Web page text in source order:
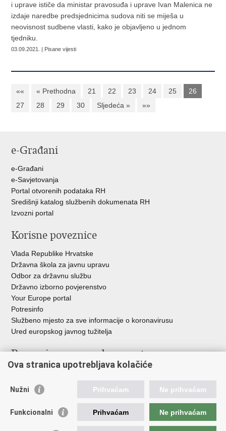
i uprave ističe da ministar pravosuđa i uprave Ivan Malenica ne
izdaje naredbe predsjednicima sudova niti se miješa u
neovisnost sudbene vlasti, kako je objavljeno u jednom
tjedniku.
03.09.2021. | Pisane vijesti
«« « Prethodna 21 22 23 24 25
26
27
28 29 30 Sljedeća » »»
e-Građani
e-Građani
e-Savjetovanja
Portal otvorenih podataka RH
Središnji katalog službenih dokumenata RH
Izvozni portal
Korisne poveznice
Vlada Republike Hrvatske
Državna škola za javnu upravu
Odbor za državnu službu
Državno izborno povjerenstvo
Your Europe portal
Potresinfo
Službeno mjesto za sve informacije o koronavirusu
Ured europskog javnog tužitelja
Poveznice pravosudnog sustava
Državno odvjetništvo
Ured za suzbijanje korupcije i organiziranog kriminaliteta
Državnoodvjetničko vijeće
Ova stranica upotrebljava kolačiće
Nužni Prihvaćam Ne prihvaćam
Funkcionalni Prihvaćam Ne prihvaćam